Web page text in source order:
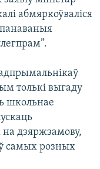
абмяркоўваліся
толькі выгаду
школьнае
на дзяржзамову,
самых розных